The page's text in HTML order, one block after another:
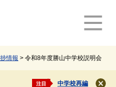
情報 > 令和8年度勝山中学校説明会
注目 中学校再編